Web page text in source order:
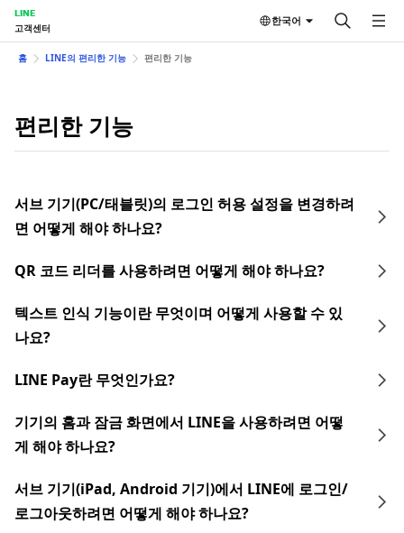
LINE
고객센터
한국어
홈 LINE의 편리한 기능 편리한 기능
편리한 기능
서브 기기(PC/태블릿)의 로그인 허용 설정을 변경하려
면 어떻게 해야 하나요?
QR 코드 리더를 사용하려면 어떻게 해야 하나요?
텍스트 인식 기능이란 무엇이며 어떻게 사용할 수 있
나요?
LINE Pay란 무엇인가요?
기기의 홈과 잠금 화면에서 LINE을 사용하려면 어떻
게 해야 하나요?
서브 기기(iPad, Android 기기)에서 LINE에 로그인/
로그아웃하려면 어떻게 해야 하나요?